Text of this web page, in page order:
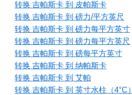
转换 吉帕斯卡 到 皮帕斯卡
转换 吉帕斯卡 到 磅力/平方英尺
转换 吉帕斯卡 到 磅力每平方英寸
转换 吉帕斯卡 到 磅力每平方英尺
转换 吉帕斯卡 到 磅每平方英寸
转换 吉帕斯卡 到 纳帕斯卡
转换 吉帕斯卡 到 艾帕
转换 吉帕斯卡 到 英寸水柱（4°C）